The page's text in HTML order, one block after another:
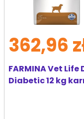
FARMINA Vet Life
Diabetic 12 kg
362,96